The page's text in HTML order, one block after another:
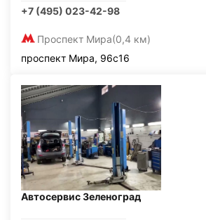
+7 (495) 023-42-98
Проспект Мира(0,4 км)
проспект Мира, 96с16
Автосервис Зеленоград